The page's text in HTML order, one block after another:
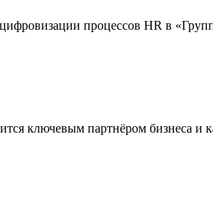
цифровизации процессов HR в
ключевым партнёром бизнеса и